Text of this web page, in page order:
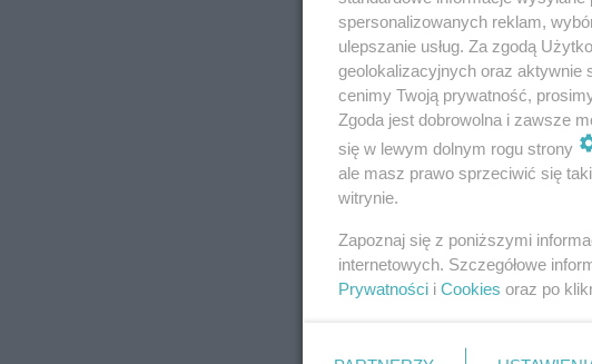
spersonalizowanych reklam,
ulepszanie usług. Za zgodą
geolokalizacyjnych oraz aktywnie
cenimy Twoją prywatność,
Zgoda jest dobrowolna i zawsze
się w lewym dolnym rogu strony
ale masz prawo sprzeciwić się
witrynie.
Zapoznaj się z poniższymi
internetowych. Szczegółowe
Prywatności i Cookies oraz po